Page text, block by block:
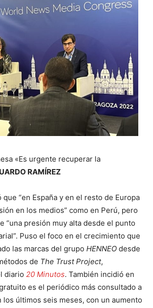
«Es urgente recuperar la
RAMÍREZ
“en España y en el resto de Europa
en los medios” como en Perú, pero
“una presión muy alta desde el punto
Puso el foco en el crecimiento que
las marcas del grupo HENNEO desde
de The Trust Project,
diario 20 Minutos. También incidió en
es el periódico más consultado a
los últimos seis meses, con un aumento